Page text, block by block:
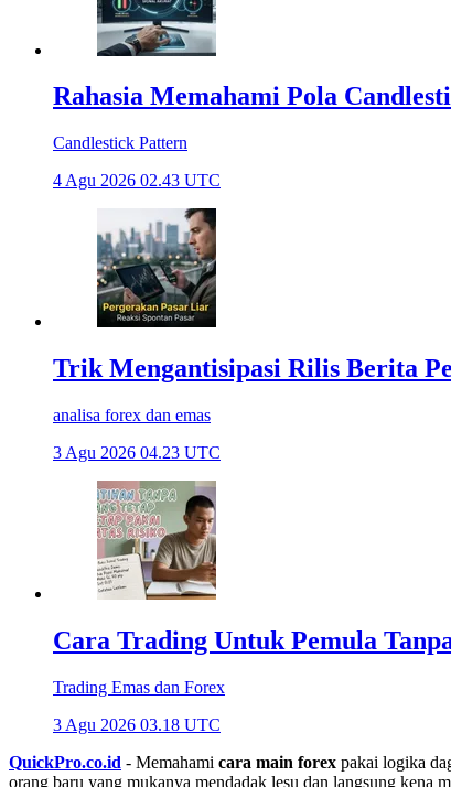
Rahasia Memahami Pola
Candlestick Pattern
4 Agu 2026 02.43 UTC
Trik Mengantisipasi Rilis Berita
analisa forex dan emas
3 Agu 2026 04.23 UTC
Cara Trading Untuk Pemula
Trading Emas dan Forex
3 Agu 2026 03.18 UTC
QuickPro.co.id - Memahami cara main forex pakai logika
orang baru yang mukanya mendadak lesu dan langsung kena